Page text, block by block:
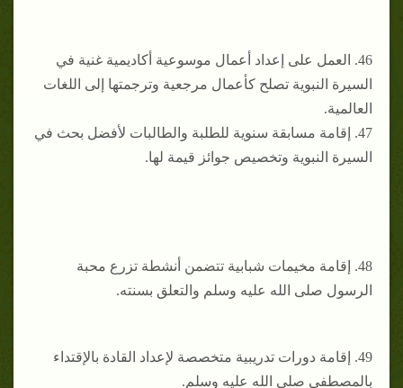
46. العمل على إعداد أعمال موسوعية أكاديمية غنية في
السيرة النبوية تصلح كأعمال مرجعية وترجمتها إلى اللغات
العالمية.
47. ‌إقامة مسابقة سنوية للطلبة والطالبات لأفضل بحث في
السيرة النبوية وتخصيص جوائز قيمة لها.
48. ‌إقامة مخيمات شبابية تتضمن أنشطة تزرع محبة
الرسول صلى الله عليه وسلم والتعلق بسنته.
49. إقامة دورات تدريبية متخصصة لإعداد القادة بالإقتداء
بالمصطفي صلى الله عليه وسلم.